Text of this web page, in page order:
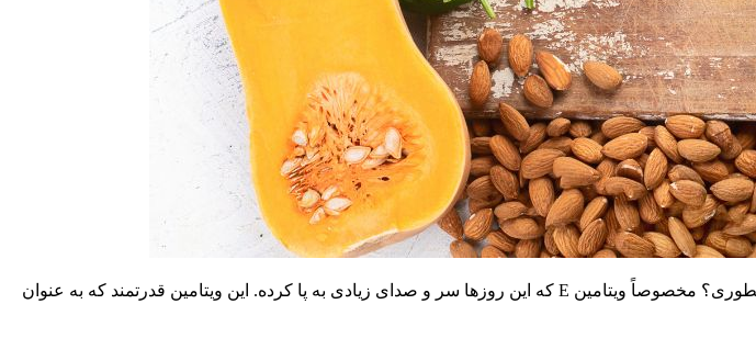
تا حالا شده توی فکر باشین که با این همه ویتامین و مکمل موجود، کدومشون رو باید مصرف کنیم و چطوری؟ مخصوصاً ویتامین E که این روزها سر و صدای زیادی به پا کرده. این ویتامین قدرتمند که به عنوان